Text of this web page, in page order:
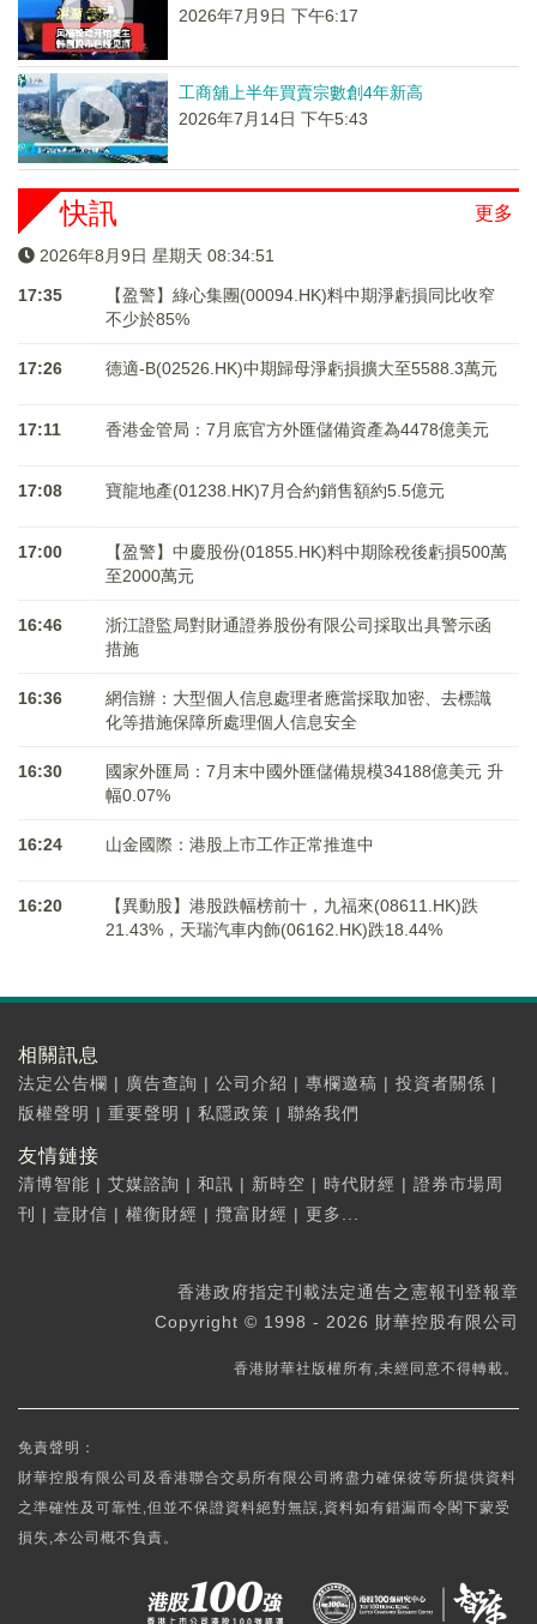
2026年7月9日 下午6:17
工商舖上半年買賣宗數創4年新高
2026年7月14日 下午5:43
更多
快訊
2026年8月9日 星期天 08:34:52
17:35
【盈警】綠心集團(00094.HK)料中期淨虧損同比收窄
不少於85%
17:26 德適-B(02526.HK)中期歸母淨虧損擴大至5588.3萬元
17:11 香港金管局：7月底官方外匯儲備資產為4478億美元
17:08 寶龍地產(01238.HK)7月合約銷售額約5.5億元
17:00
【盈警】中慶股份(01855.HK)料中期除稅後虧損500萬
至2000萬元
16:46
浙江證監局對財通證券股份有限公司採取出具警示函
措施
16:36
網信辦：大型個人信息處理者應當採取加密、去標識
化等措施保障所處理個人信息安全
16:30
國家外匯局：7月末中國外匯儲備規模34188億美元 升
幅0.07%
16:24 山金國際：港股上市工作正常推進中
16:20
【異動股】港股跌幅榜前十，九福來(08611.HK)跌
21.43%，天瑞汽車内飾(06162.HK)跌18.44%
相關訊息
法定公告欄 | 廣告查詢 | 公司介紹 | 專欄邀稿 | 投資者關係 |
版權聲明 | 重要聲明 | 私隱政策 | 聯絡我們
友情鏈接
清博智能 | 艾媒諮詢 | 和訊 | 新時空 | 時代財經 | 證券市場周
刊
| 壹財信 | 權衡財經 | 攬富財經 | 更多...
香港政府指定刊載法定通告之憲報刊登報章
Copyright © 1998 - 2026 財華控股有限公司
香港財華社版權所有,未經同意不得轉載。
免責聲明：
財華控股有限公司及香港聯合交易所有限公司將盡力確保彼等所提供資料
之準確性及可靠性,但並不保證資料絕對無誤,資料如有錯漏而令閣下蒙受
損失,本公司概不負責。